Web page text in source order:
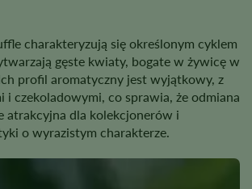
charakteryzują się określonym cyklem
gęste kwiaty, bogate w żywicę w
profil aromatyczny jest wyjątkowy, z
i czekoladowymi, co sprawia, że odmiana
atrakcyjna dla kolekcjonerów i
o wyrazistym charakterze.